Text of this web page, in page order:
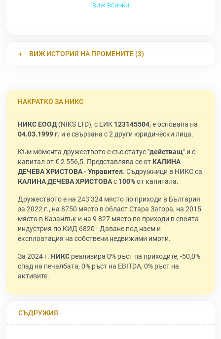
виж всички
ВИЖ ИСТОРИЯ НА ПРОМЕНИТЕ (3)
НАКРАТКО ЗА НИКС
НИКС ЕООД(NIKS LTD), с ЕИК 123145504, е основана на
04.03.1999 г. и е свързана с 2 други юридически лица.
Към момента дружеството е със статус "действащ" и с
капитал от € 2 556,5. Представлява се от КАЛИНА
ДЕЧЕВА ХРИСТОВА - Управител. Съдружници в НИКС са
КАЛИНА ДЕЧЕВА ХРИСТОВАс 100%от капитала.
Дружеството е на 243 324 място по приходи в България
за 2022 г., на 8750 място в област Стара Загора, на 2015
място в Казанлък и на 9 827 място по приходи в своята
индустрия по КИД 6820 - Даване под наем и
експлоатация на собствени недвижими имоти.
За 2024 г. НИКС реализира 0% ръст на приходите, -50,0%
спад на печалбата, 0% ръст на EBITDA, 0% ръст на
активите.
СЪДРУЖИЯ